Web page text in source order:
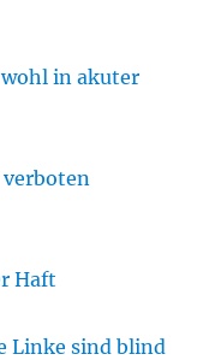
in akuter
Haft
Linke sind blind